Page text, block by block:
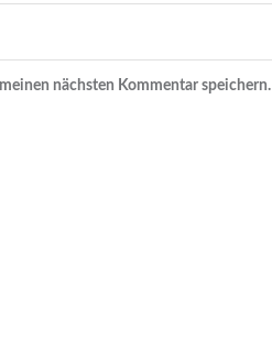
nächsten Kommentar speichern.